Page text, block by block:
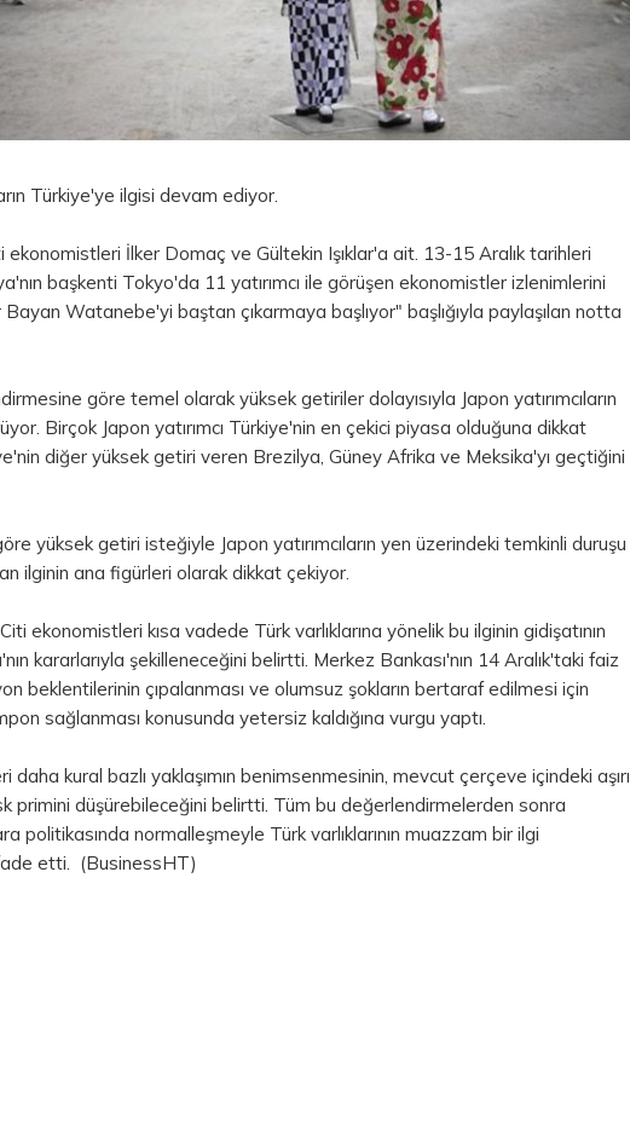
Türkiye'ye ilgisi devam ediyor.
İlker Domaç ve Gültekin Işıklar'a ait. 13-15 Aralık tarihleri
başkenti Tokyo'da 11 yatırımcı ile görüşen ekonomistler izlenimlerini
Watanebe'yi baştan çıkarmaya başlıyor" başlığıyla paylaşılan notta
göre temel olarak yüksek getiriler dolayısıyla Japon yatırımcıların
Birçok Japon yatırımcı Türkiye'nin en çekici piyasa olduğuna dikkat
diğer yüksek getiri veren Brezilya, Güney Afrika ve Meksika'yı geçtiğini
yüksek getiri isteğiyle Japon yatırımcıların yen üzerindeki temkinli duruşu
ilginin ana figürleri olarak dikkat çekiyor.
ekonomistleri kısa vadede Türk varlıklarına yönelik bu ilginin gidişatının
kararlarıyla şekilleneceğini belirtti. Merkez Bankası'nın 14 Aralık'taki faiz
beklentilerinin çıpalanması ve olumsuz şokların bertaraf edilmesi için
sağlanması konusunda yetersiz kaldığına vurgu yaptı.
daha kural bazlı yaklaşımın benimsenmesinin, mevcut çerçeve içindeki aşırı
primini düşürebileceğini belirtti. Tüm bu değerlendirmelerden sonra
politikasında normalleşmeyle Türk varlıklarının muazzam bir ilgi
etti. (BusinessHT)